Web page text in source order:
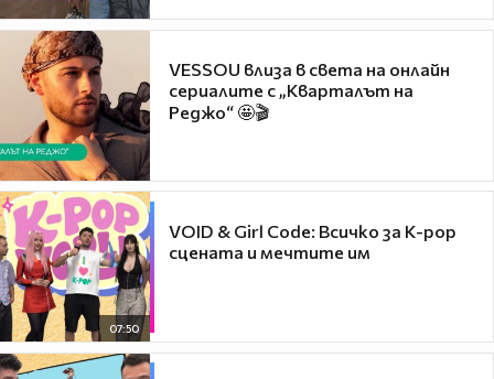
VESSOU влиза в света на онлайн
сериалите с „Кварталът на
Реджо“ 🤩🎬
07:50
VOID & Girl Code: Всичко за K-pop
сцената и мечтите им